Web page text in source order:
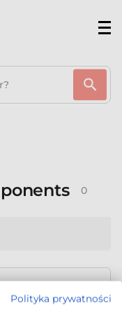
0
Polityka prywatności